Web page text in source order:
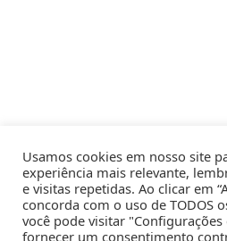
Usamos cookies em nosso site
experiência mais relevante,
e visitas repetidas. Ao clicar em
concorda com o uso de TODOS
você pode visitar
fornecer um consentimento